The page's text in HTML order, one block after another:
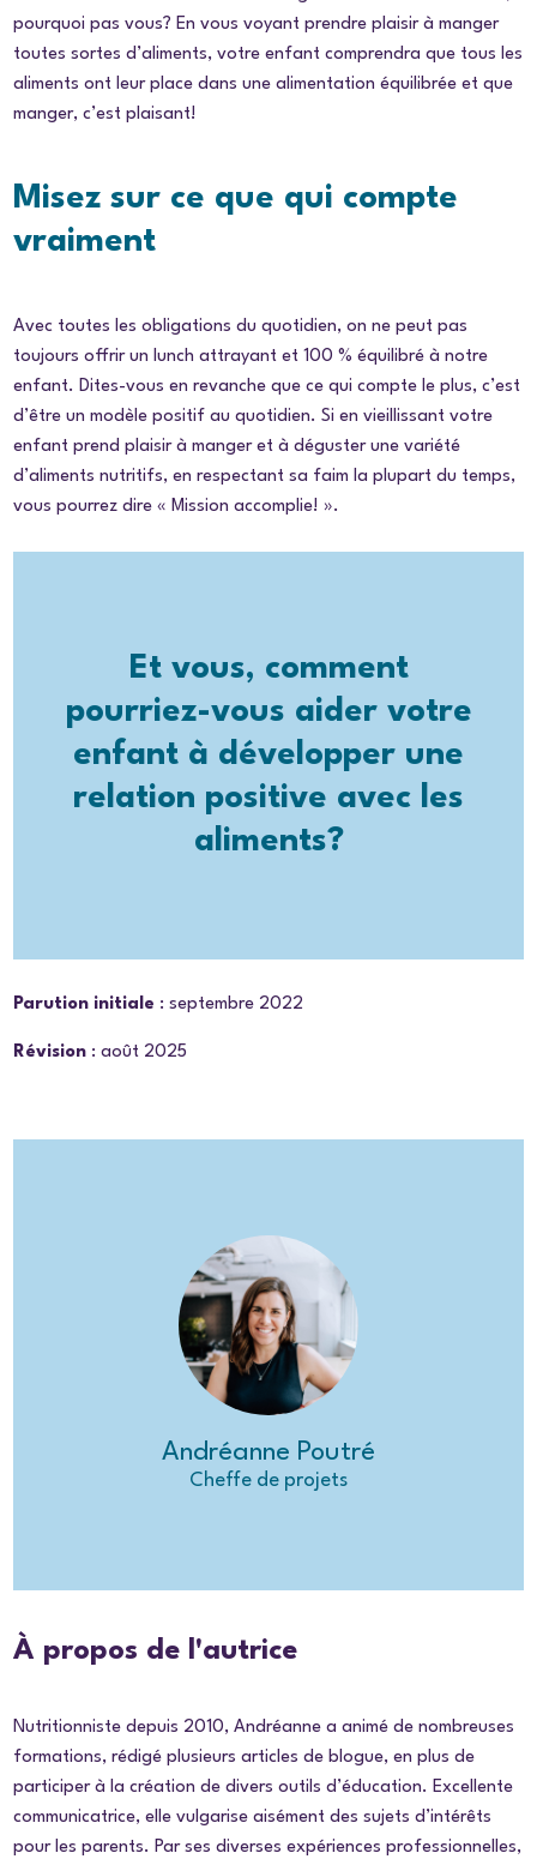
pourquoi pas vous? En vous voyant prendre plaisir à manger
toutes sortes d’aliments, votre enfant comprendra que tous les
aliments ont leur place dans une alimentation équilibrée et que
manger, c’est plaisant!
Misez sur ce que qui compte
vraiment
Avec toutes les obligations du quotidien, on ne peut pas
toujours offrir un lunch attrayant et 100 % équilibré à notre
enfant. Dites-vous en revanche que ce qui compte le plus, c’est
d’être un modèle positif au quotidien. Si en vieillissant votre
enfant prend plaisir à manger et à déguster une variété
d’aliments nutritifs, en respectant sa faim la plupart du temps,
vous pourrez dire « Mission accomplie! ».
Et vous, comment
pourriez-vous aider votre
enfant à développer une
relation positive avec les
aliments?
Parution initiale : septembre 2022
Révision : août 2025
Andréanne Poutré
Cheffe de projets
À propos de l'autrice
Nutritionniste depuis 2010, Andréanne a animé de nombreuses
formations, rédigé plusieurs articles de blogue, en plus de
participer à la création de divers outils d’éducation. Excellente
communicatrice, elle vulgarise aisément des sujets d’intérêts
pour les parents. Par ses diverses expériences professionnelles,